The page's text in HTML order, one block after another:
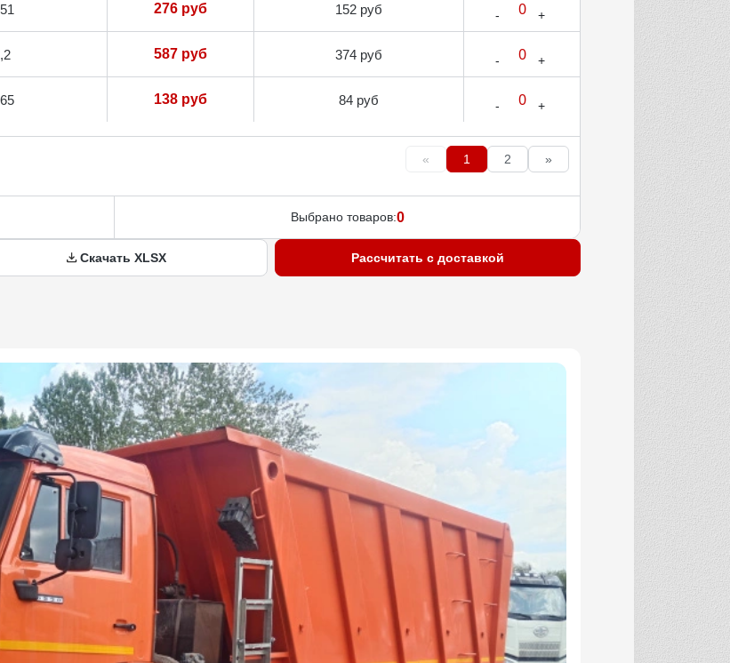
276 руб 152 руб
587 руб 374 руб
138 руб 84 руб
« 1 2 »
Выбрано товаров:0
Скачать XLSX Рассчитать с доставкой